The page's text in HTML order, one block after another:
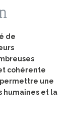
de
cohérente
une
humaines et la